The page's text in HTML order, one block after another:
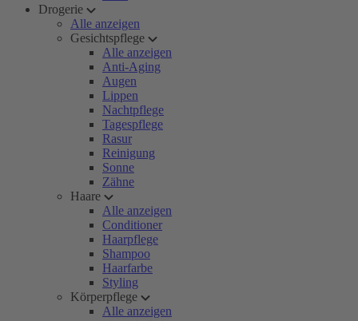
Drogerie
Alle anzeigen
Gesichtspflege
Alle anzeigen
Anti-Aging
Augen
Lippen
Nachtpflege
Tagespflege
Rasur
Reinigung
Sonne
Zähne
Haare
Alle anzeigen
Conditioner
Haarpflege
Shampoo
Haarfarbe
Styling
Körperpflege
Alle anzeigen